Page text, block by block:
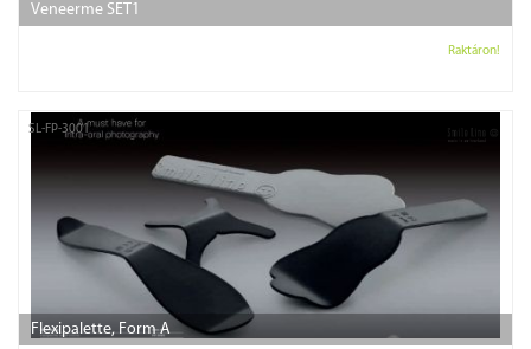
Veneerme SET1
Raktáron!
SL-FP-3001
Flexipalette, Form A